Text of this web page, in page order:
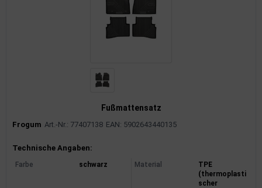
Fußmattensatz
Frogum Art.-Nr.: 77407138 EAN: 5902643440135
Produktinformationen
Technische Angaben:
Farbe schwarz Material
TPE
(thermoplasti
scher